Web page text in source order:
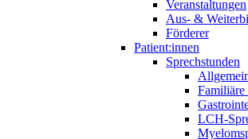
Veranstaltungen
Aus- &
Förderer
Patient:innen
Sprechstunden
Familiäre
LCH-